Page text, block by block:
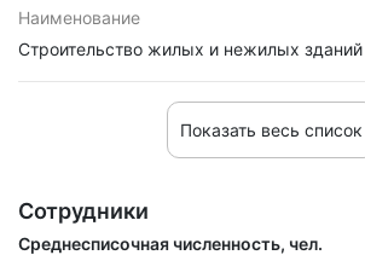
Наименование
Строительство жилых и нежилых зданий
Показать весь список
Сотрудники
Среднесписочная численность, чел.